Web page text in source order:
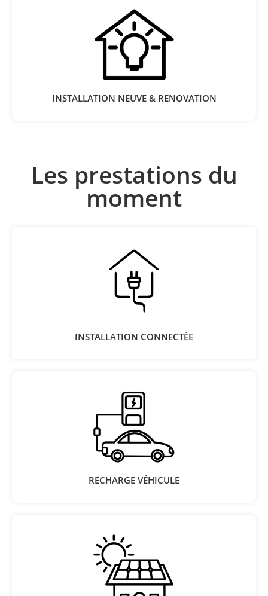
INSTALLATION NEUVE & RENOVATION
Les prestations du
moment
INSTALLATION CONNECTÉE​
RECHARGE VÉHICULE